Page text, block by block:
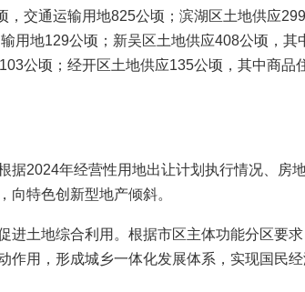
交通运输用地825公顷；滨湖区土地供应
用地129公顷；新吴区土地供应408公顷，
公顷；经开区土地供应135公顷，其中商
2024年经营性用地出让计划执行情况、房
向特色创新型地产倾斜。
土地综合利用。根据市区主体功能分区要
作用，形成城乡一体化发展体系，实现国民